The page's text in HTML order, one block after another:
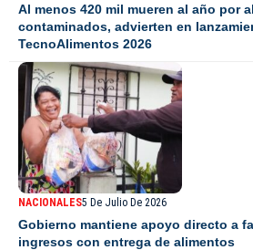
Al menos 420 mil mueren al año por
contaminados, advierten en
TecnoAlimentos 2026
NACIONALES5 De Julio De 2026
Gobierno mantiene apoyo directo a
ingresos con entrega de alimentos